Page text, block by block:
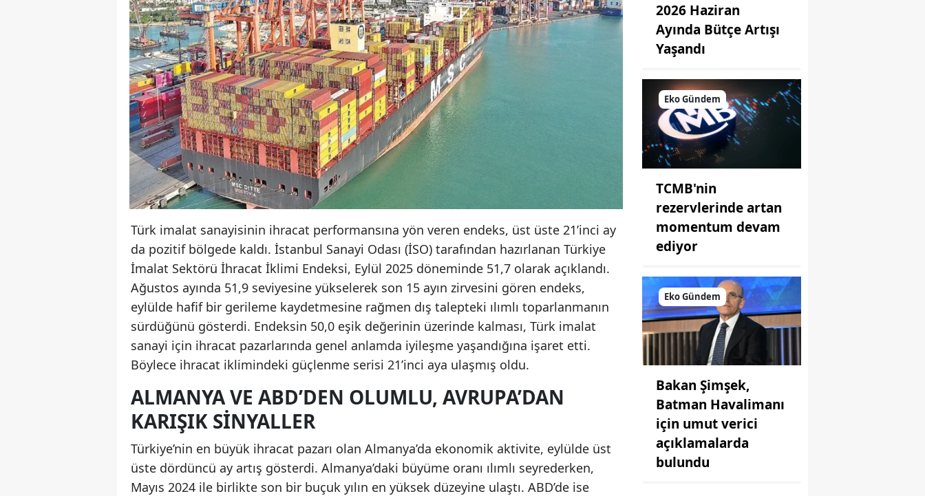
Türk imalat sanayisinin ihracat performansına yön veren endeks, üst üste 21’inci ay
da pozitif bölgede kaldı. İstanbul Sanayi Odası (İSO) tarafından hazırlanan Türkiye
İmalat Sektörü İhracat İklimi Endeksi, Eylül 2025 döneminde 51,7 olarak açıklandı.
Ağustos ayında 51,9 seviyesine yükselerek son 15 ayın zirvesini gören endeks,
eylülde hafif bir gerileme kaydetmesine rağmen dış talepteki ılımlı toparlanmanın
sürdüğünü gösterdi. Endeksin 50,0 eşik değerinin üzerinde kalması, Türk imalat
sanayi için ihracat pazarlarında genel anlamda iyileşme yaşandığına işaret etti.
Böylece ihracat iklimindeki güçlenme serisi 21’inci aya ulaşmış oldu.
ALMANYA VE ABD’DEN OLUMLU, AVRUPA’DAN
KARIŞIK SINYALLER
Türkiye’nin en büyük ihracat pazarı olan Almanya’da ekonomik aktivite, eylülde üst
üste dördüncü ay artış gösterdi. Almanya’daki büyüme oranı ılımlı seyrederken,
Mayıs 2024 ile birlikte son bir buçuk yılın en yüksek düzeyine ulaştı. ABD’de ise
2026 Haziran
Ayında Bütçe Artışı
Yaşandı
Eko Gündem
TCMB'nin
rezervlerinde artan
momentum devam
ediyor
Eko Gündem
Bakan Şimşek,
Batman Havalimanı
için umut verici
açıklamalarda
bulundu